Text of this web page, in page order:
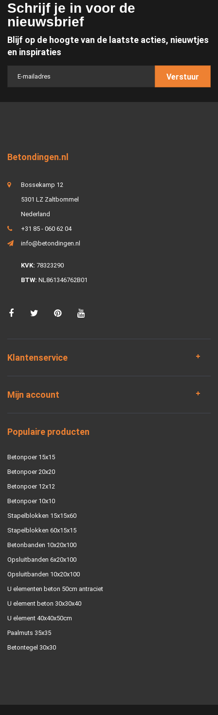
Schrijf je in voor de
nieuwsbrief
Blijf op de hoogte van de laatste acties, nieuwtjes
en inspiraties
Verstuur
Betondingen.nl
Bossekamp 12
5301 LZ Zaltbommel
Nederland
+31 85 - 060 62 04
info@betondingen.nl
KVK: 78323290
BTW: NL861346762B01
Klantenservice
Mijn account
Populaire producten
Betonpoer 15x15
Betonpoer 20x20
Betonpoer 12x12
Betonpoer 10x10
Stapelblokken 15x15x60
Stapelblokken 60x15x15
Betonbanden 10x20x100
Opsluitbanden 6x20x100
Opsluitbanden 10x20x100
U elementen beton 50cm antraciet
U element beton 30x30x40
U element 40x40x50cm
Paalmuts 35x35
Betontegel 30x30